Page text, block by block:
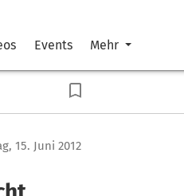
Events Mehr
15. Juni 2012